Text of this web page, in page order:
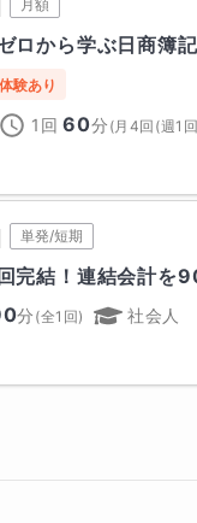
しい概念についてい
・最小値で場合分け
演習量が足りていな
記させるのではな
での学びを活かし
果を最大化する勉強
思考プロセス
お伝えしていくこ
にしていること
とても大切にして
化し「考える順番
くつかのパターン
の考える順番を明
学
横浜女学院高等学校
月額
ロから学ぶ日商簿
験あり
1回 60分 ( 月4回(週1
単発/短期
完結！連結会計を
分 (全1 回)
社会人